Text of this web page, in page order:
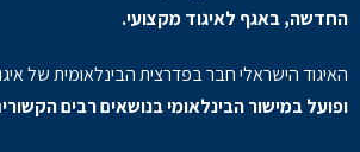
החדשה, באגף לאיגוד מקצועי.
האיגוד הישראלי חבר בפדרצית הבינלאומית של
ופועל במישור הבינלאומי בנושאים רבים